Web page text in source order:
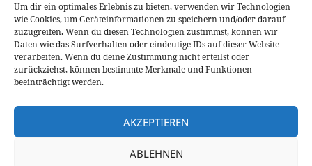
Um dir ein optimales Erlebnis zu bieten, verwenden wir Technologien
wie Cookies, um Geräteinformationen zu speichern und/oder darauf
zuzugreifen. Wenn du diesen Technologien zustimmst, können wir
Daten wie das Surfverhalten oder eindeutige IDs auf dieser Website
verarbeiten. Wenn du deine Zustimmung nicht erteilst oder
zurückziehst, können bestimmte Merkmale und Funktionen
beeinträchtigt werden.
AKZEPTIEREN
ABLEHNEN
Die Kommentare sind geschlossen.
Beitragsnavigation
VORHERIGER
Vorheriger
Beitrag:
Zügig aber nicht sportlich: VW Golf GTD
Fahrbericht
2015 Chevrolet Corvette C7: Details zur